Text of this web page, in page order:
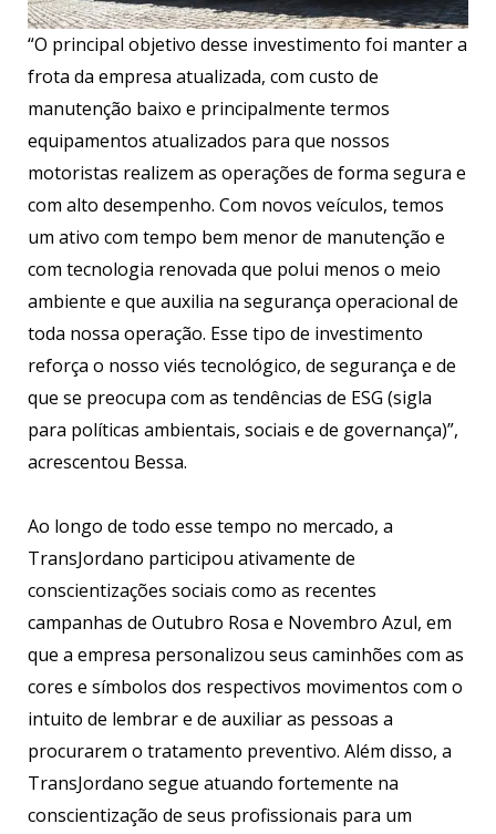
“O principal objetivo desse investimento foi manter a
frota da empresa atualizada, com custo de
manutenção baixo e principalmente termos
equipamentos atualizados para que nossos
motoristas realizem as operações de forma segura e
com alto desempenho. Com novos veículos, temos
um ativo com tempo bem menor de manutenção e
com tecnologia renovada que polui menos o meio
ambiente e que auxilia na segurança operacional de
toda nossa operação. Esse tipo de investimento
reforça o nosso viés tecnológico, de segurança e de
que se preocupa com as tendências de ESG (sigla
para políticas ambientais, sociais e de governança)”,
acrescentou Bessa.
Ao longo de todo esse tempo no mercado, a
TransJordano participou ativamente de
conscientizações sociais como as recentes
campanhas de Outubro Rosa e Novembro Azul, em
que a empresa personalizou seus caminhões com as
cores e símbolos dos respectivos movimentos com o
intuito de lembrar e de auxiliar as pessoas a
procurarem o tratamento preventivo. Além disso, a
TransJordano segue atuando fortemente na
conscientização de seus profissionais para um